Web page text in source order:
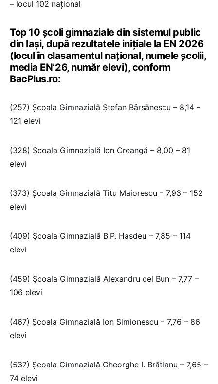
– locul 102 național
Top 10 școli gimnaziale din sistemul public
din Iași, după rezultatele inițiale la EN 2026
(locul în clasamentul național, numele școlii,
media EN’26, număr elevi), conform
BacPlus.ro:
(257) Școala Gimnazială Ștefan Bârsănescu – 8,14 –
121 elevi
(328) Școala Gimnazială Ion Creangă – 8,00 – 81
elevi
(373) Școala Gimnazială Titu Maiorescu – 7,93 – 152
elevi
(409) Școala Gimnazială B.P. Hasdeu – 7,85 – 114
elevi
(459) Școala Gimnazială Alexandru cel Bun – 7,77 –
106 elevi
(467) Școala Gimnazială Ion Simionescu – 7,76 – 86
elevi
(537) Școala Gimnazială Gheorghe I. Brătianu – 7,65 –
74 elevi